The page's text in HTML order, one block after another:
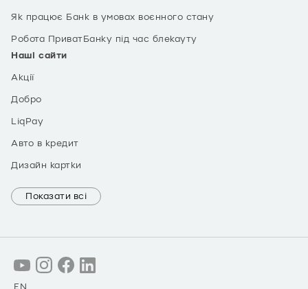
Як працює Банк в умовах воєнного стану
Робота ПриватБанку під час блекауту
Наші сайти
Акції
Добро
LiqPay
Авто в кредит
Дизайн картки
Показати всі